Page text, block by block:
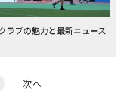
ラブの魅力と最新ニュース
次へ